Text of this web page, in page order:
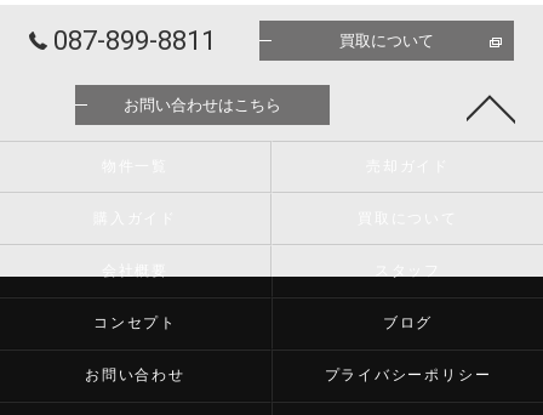
087-899-8811 買取について
お問い合わせはこちら
コンセプト ブログ
お問い合わせ プライバシーポリシー